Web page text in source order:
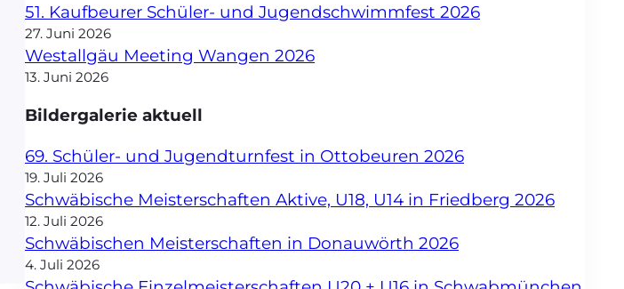
51. Kaufbeurer Schüler- und Jugendschwimmfest 2026
27. Juni 2026
Westallgäu Meeting Wangen 2026
13. Juni 2026
Bildergalerie aktuell
69. Schüler- und Jugendturnfest in Ottobeuren 2026
19. Juli 2026
Schwäbische Meisterschaften Aktive, U18, U14 in Friedberg 2026
12. Juli 2026
Schwäbischen Meisterschaften in Donauwörth 2026
4. Juli 2026